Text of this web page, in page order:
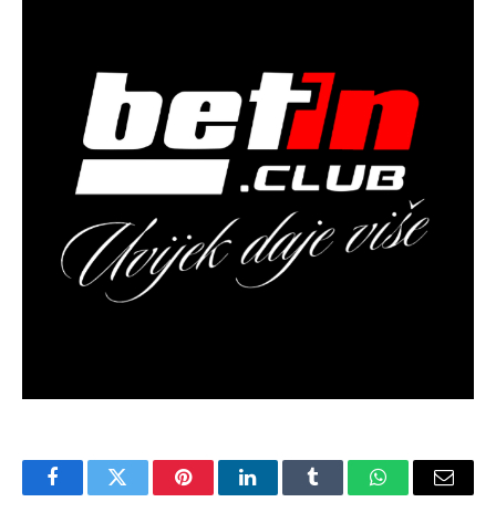
FacebookTwitter PinterestLinkedInTumblr WhatsAppEmail